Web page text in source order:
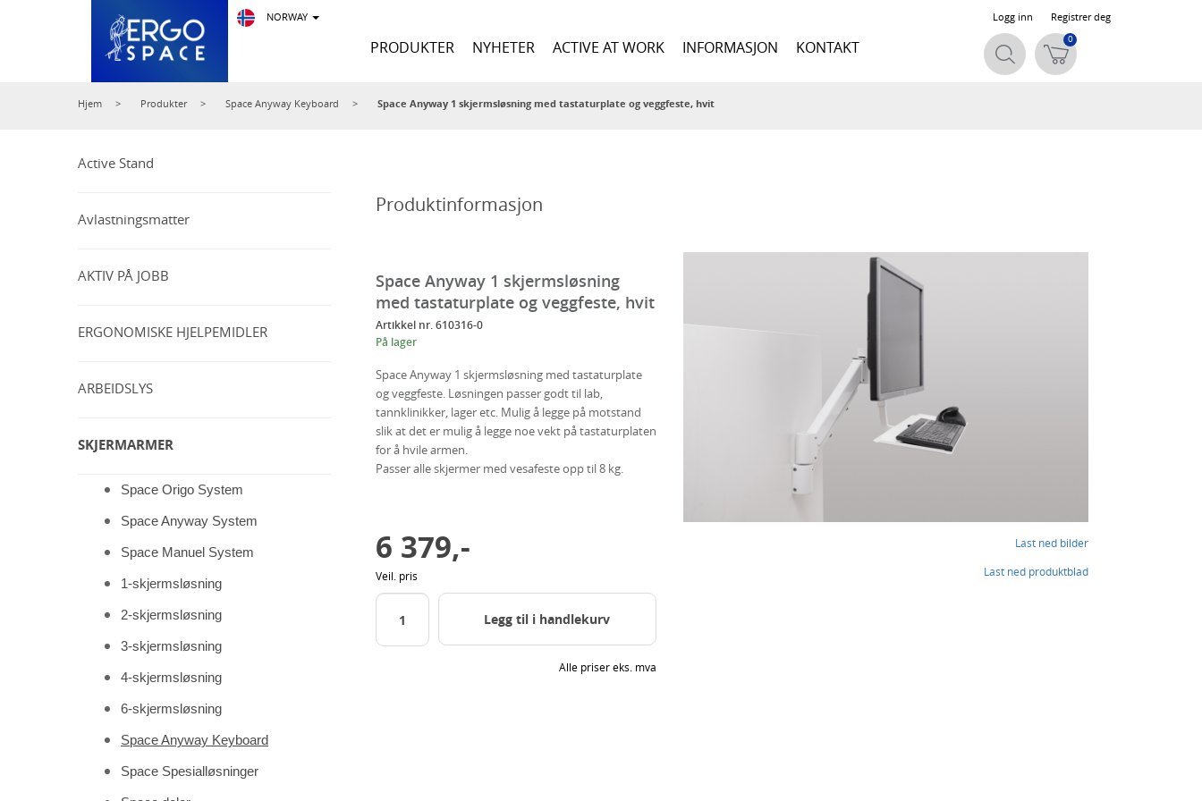
Produkter
Informasjon
NORWAY
PRODUKTER NYHETER ACTIVE AT WORK INFORMASJON KONTAKT
Logg inn Registrer deg
0
Hjem Produkter Space Anyway Keyboard Space Anyway 1 skjermsløsning med tastaturplate og veggfeste, hvit
Active Stand
Avlastningsmatter
AKTIV PÅ JOBB
ERGONOMISKE HJELPEMIDLER
ARBEIDSLYS
SKJERMARMER
Space Origo System
Space Anyway System
Space Manuel System
1-skjermsløsning
2-skjermsløsning
3-skjermsløsning
4-skjermsløsning
6-skjermsløsning
Space Anyway Keyboard
Space Spesialløsninger
Produktinformasjon
Last ned bilder
Last ned produktblad
Space Anyway 1 skjermsløsning
med tastaturplate og veggfeste, hvit
Artikkel nr. 610316-0
På lager
Space Anyway 1 skjermsløsning med tastaturplate
og veggfeste. Løsningen passer godt til lab,
tannklinikker, lager etc. Mulig å legge på motstand
slik at det er mulig å legge noe vekt på tastaturplaten
for å hvile armen.
Passer alle skjermer med vesafeste opp til 8 kg.
6 379,-
Veil. pris
Legg til i handlekurv
Alle priser eks. mva